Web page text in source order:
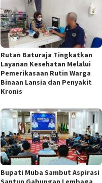
Rutan Baturaja Tingkatkan
Layanan Kesehatan Melalui
Pemerikasaan Rutin Warga
Binaan Lansia dan Penyakit
Kronis
Bupati Muba Sambut Aspirasi